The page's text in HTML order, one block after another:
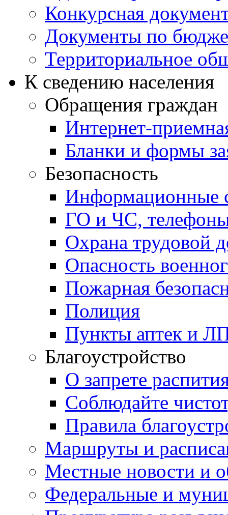
Конкурсная
Документы по
Территориальное
К сведению населения
Обращения граждан
Интернет-
Бланки и формы
Безопасность
Информационные
ГО и ЧС,
Охрана трудовой
Опасность
Пожарная
Полиция
Пункты аптек и
Благоустройство
О запрете
Соблюдайте
Правила
Маршруты и
Местные новости и
Федеральные и